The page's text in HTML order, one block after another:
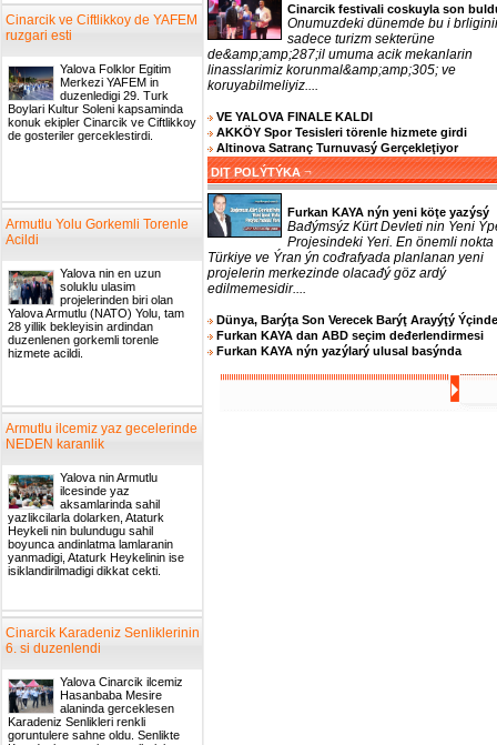
Cinarcik ve Ciftlikkoy de YAFEM
ruzgari esti
Yalova Folklor Egitim
Merkezi YAFEM in
duzenledigi 29. Turk
Boylari Kultur Soleni kapsaminda
konuk ekipler Cinarcik ve Ciftlikkoy
de gosteriler gerceklestirdi.
Armutlu Yolu Gorkemli Torenle
Acildi
Yalova nin en uzun
soluklu ulasim
projelerinden biri olan
Yalova Armutlu (NATO) Yolu, tam
28 yillik bekleyisin ardindan
duzenlenen gorkemli torenle
hizmete acildi.
Armutlu ilcemiz yaz gecelerinde
NEDEN karanlik
Yalova nin Armutlu
ilcesinde yaz
aksamlarinda sahil
yazlikcilarla dolarken, Ataturk
Heykeli nin bulundugu sahil
boyunca andinlatma lamlaranin
yanmadigi, Ataturk Heykelinin ise
isiklandirilmadigi dikkat cekti.
Cinarcik Karadeniz Senliklerinin
6. si duzenlendi
Yalova Cinarcik ilcemiz
Hasanbaba Mesire
alaninda gerceklesen
Karadeniz Senlikleri renkli
goruntulere sahne oldu. Senlikte
Cinarcik festivali coskuyla son
Onumuzdeki dünemde bu i
sadece turizm sekterüne
de&amp;amp;287;il umuma acik mekanlarin
linasslarimiz korunmal&amp;amp;305; ve
koruyabilmeliyiz....
VE YALOVA FINALE KALDI
AKKÖY Spor Tesisleri törenle hizmete girdi
Altinova Satranç Turnuvasý Gerçekleţiyor
DIŢ POLÝTÝKA ¬
Furkan KAYA nýn yeni köţe yazýsý
Bađýmsýz Kürt Devleti nin Yeni
Projesindeki Yeri. En önemli nokta
Türkiye ve Ýran ýn cođrafyada planlanan yeni
projelerin merkezinde olacađý göz ardý
edilmemesidir....
Dünya, Barýţa Son Verecek Barýţ Arayýţý Ýçinde
Furkan KAYA dan ABD seçim deđerlendirmesi
Furkan KAYA nýn yazýlarý ulusal basýnda